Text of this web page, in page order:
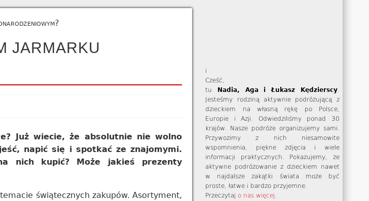
JARMARKU
Już wiecie, że absolutnie nie wolno
napić się i spotkać ze znajomymi.
nich kupić? Może jakieś prezenty
świątecznych zakupów. Asortyment,
i
Cześć,
tu
Nadia, Aga i Łukasz Kędzierscy.
Jesteśmy rodziną aktywnie podróżującą z
dzieckiem na własną rękę po Polsce,
Europie i Azji. Odwiedziliśmy ponad 30
krajów. Nasze podróże organizujemy sami.
Przywozimy z nich niesamowite
wspomnienia, piękne zdjęcia i wiele
informacji praktycznych. Pokazujemy, że
aktywne podróżowanie z dzieckiem nawet
w najdalsze zakątki świata może być
proste, łatwe i bardzo przyjemne.
Przeczytaj o nas więcej.